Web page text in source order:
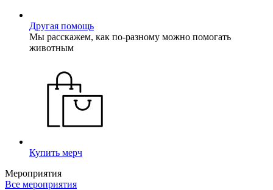
Другая помощь
Мы расскажем, как по-разному можно помогать
животным
Купить мерч
Мероприятия
Все мероприятия